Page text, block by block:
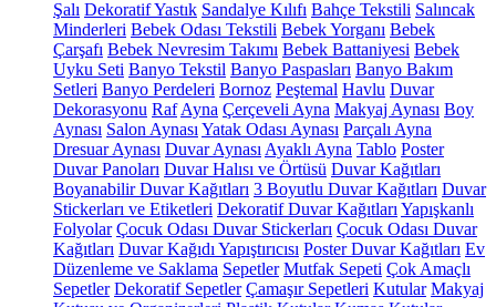
Şalı Dekoratif Yastık Sandalye Kılıfı Bahçe Tekstili Salıncak
Minderleri Bebek Odası Tekstili Bebek Yorganı Bebek
Çarşafı Bebek Nevresim Takımı Bebek Battaniyesi Bebek
Uyku Seti Banyo Tekstil Banyo Paspasları Banyo Bakım
Setleri Banyo Perdeleri Bornoz Peştemal Havlu Duvar
Dekorasyonu Raf Ayna Çerçeveli Ayna Makyaj Aynası Boy
Aynası Salon Aynası Yatak Odası Aynası Parçalı Ayna
Dresuar Aynası Duvar Aynası Ayaklı Ayna Tablo Poster
Duvar Panoları Duvar Halısı ve Örtüsü Duvar Kağıtları
Boyanabilir Duvar Kağıtları 3 Boyutlu Duvar Kağıtları Duvar
Stickerları ve Etiketleri Dekoratif Duvar Kağıtları Yapışkanlı
Folyolar Çocuk Odası Duvar Stickerları Çocuk Odası Duvar
Kağıtları Duvar Kağıdı Yapıştırıcısı Poster Duvar Kağıtları Ev
Düzenleme ve Saklama Sepetler Mutfak Sepeti Çok Amaçlı
Sepetler Dekoratif Sepetler Çamaşır Sepetleri Kutular Makyaj